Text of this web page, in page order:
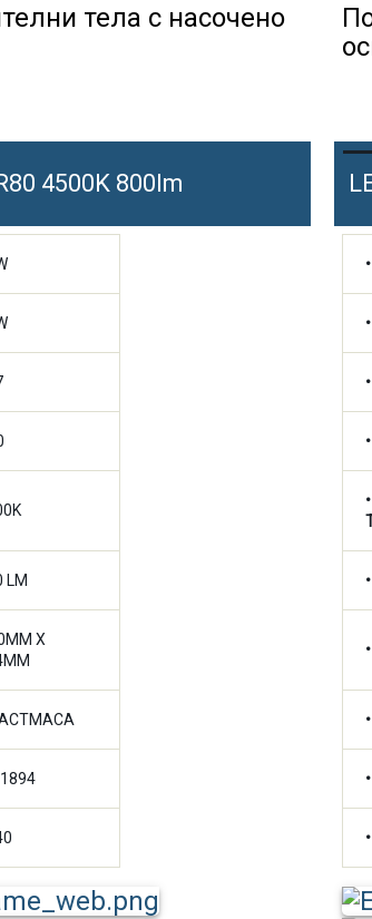
тела с насочено
4500K 800lm
LM
X
•
•